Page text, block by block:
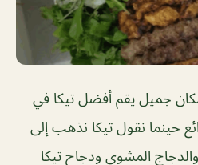
جميل يقم أفضل تيكا في
حينما نقول تيكا نذهب إلى
المشوي ودجاح تيكا